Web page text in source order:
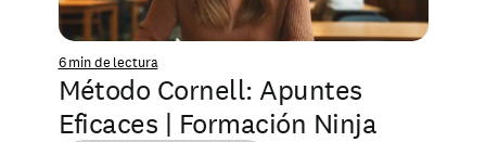
6 min de lectura
Método Cornell: Apuntes
Eficaces | Formación Ninja